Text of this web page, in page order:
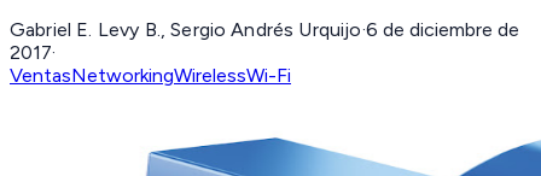
Gabriel E. Levy B., Sergio Andrés Urquijo·6 de diciembre de
2017·
VentasNetworkingWirelessWi-Fi